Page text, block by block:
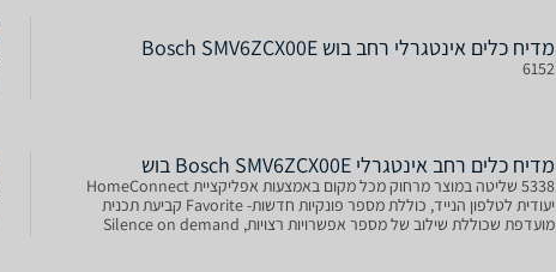
מדיח כלים ‏אינטגרלי רחב בוש Bosch SMV6ZCX00E
6152
מדיח כלים ‏רחב אינטגרלי Bosch SMV6ZCX00E בוש
5338 שליטה במוצר מרחוק מכל מקום באמצעות אפליקציית HomeConnect
יעודית לטלפון הנייד, כוללת מספר פונקיות חדשות- Favorite קביעת תכנית
מועדפת שכוללת שילוב של מספר אפשרויות רצויות, Silence on demand